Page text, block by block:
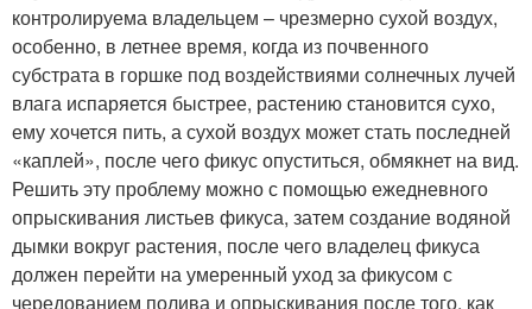
контролируема владельцем – чрезмерно сухой воздух,
особенно, в летнее время, когда из почвенного
субстрата в горшке под воздействиями солнечных лучей
влага испаряется быстрее, растению становится сухо,
ему хочется пить, а сухой воздух может стать последней
«каплей», после чего фикус опуститься, обмякнет на вид.
Решить эту проблему можно с помощью ежедневного
опрыскивания листьев фикуса, затем создание водяной
дымки вокруг растения, после чего владелец фикуса
должен перейти на умеренный уход за фикусом с
чередованием полива и опрыскивания после того, как